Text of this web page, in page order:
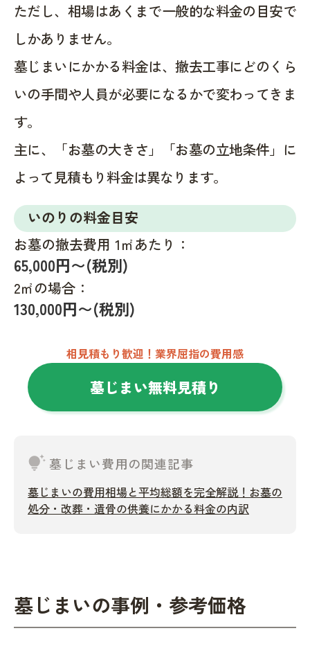
ただし、相場はあくまで一般的な料金の目安で
しかありません。
墓じまいにかかる料金は、撤去工事にどのくら
いの手間や人員が必要になるかで変わってきま
す。
主に、「お墓の大きさ」「お墓の立地条件」に
よって見積もり料金は異なります。
いのりの料金目安
お墓の撤去費用 1㎡あたり：
65,000円〜(税別)
2㎡の場合：
130,000円〜(税別)
相見積もり歓迎！業界屈指の費用感
墓じまい無料見積り
tips_and_updates墓じまい費用の関連記事
墓じまいの費用相場と平均総額を完全解説！お墓の
処分・改葬・遺骨の供養にかかる料金の内訳
墓じまいの事例・参考価格